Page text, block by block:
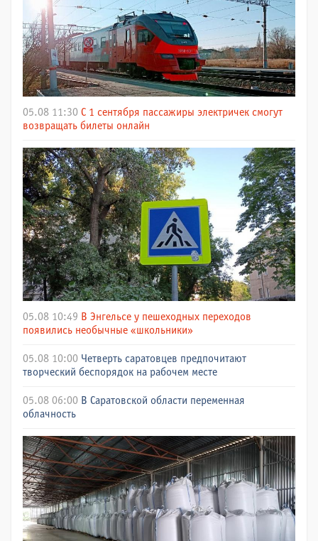
05.08 11:30 С 1 сентября пассажиры электричек смогут
возвращать билеты онлайн
05.08 10:49 В Энгельсе у пешеходных переходов
появились необычные «школьники»
05.08 10:00 Четверть саратовцев предпочитают
творческий беспорядок на рабочем месте
05.08 06:00 В Саратовской области переменная
облачность